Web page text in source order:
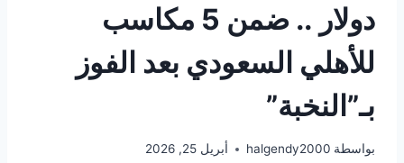
دولار .. ضمن 5 مكاسب
للأهلي السعودي بعد الفوز
بـ”النخبة”
بواسطة halgendy2000 أبريل 25, 2026